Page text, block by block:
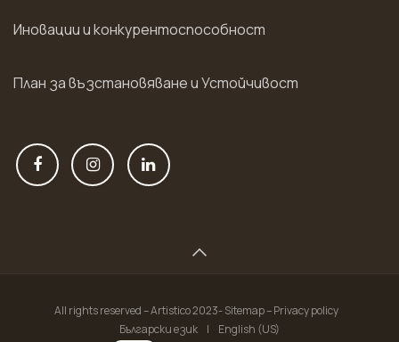
Иновации и конкурентоспособност
План за възстановяване и Устойчивост
All rights reserved – Artistico 2023- Sitemap – Privacy policy
Български език
| English (US)